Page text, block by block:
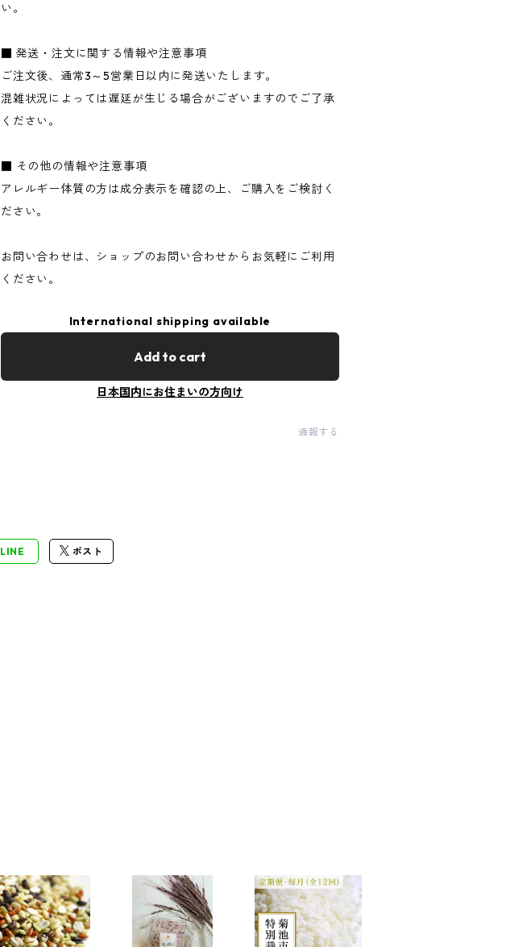
い。
■ 発送・注文に関する情報や注意事項
ご注文後、通常3～5営業日以内に発送いたします。
混雑状況によっては遅延が生じる場合がございますのでご了承
ください。
■ その他の情報や注意事項
アレルギー体質の方は成分表示を確認の上、ご購入をご検討く
ださい。
お問い合わせは、ショップのお問い合わせからお気軽にご利用
ください。
International shipping available
Add to cart
日本国内にお住まいの方向け
通報する
LINE ポスト